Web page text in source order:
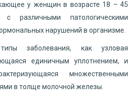
у женщин в возрасте 18 – 45
различными патологическими
нарушений в организме.
заболевания, как узловая
единичным уплотнением, и
множественными
в толще молочной железы.